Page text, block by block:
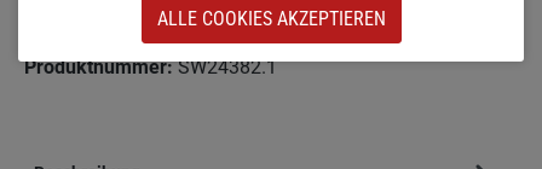
Zum Merkzettel hinzufügen
Produktnummer:SW24382.1
ALLE COOKIES AKZEPTIEREN